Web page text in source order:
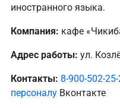
иностранного языка.
Компания: кафе
Адрес работы: ул.
Контакты: 8-900-502-
персоналу Вконтакте